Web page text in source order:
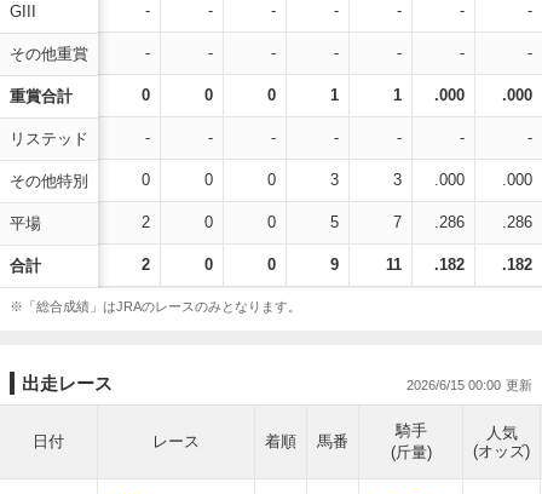
GIII
その他重賞
重賞合計
リステッド
その他特別
平場
合計
- - - - - - -
- - - - - - -
0 0 0 1 1 .000 .000
- - - - - - -
0 0 0 3 3 .000 .000
2 0 0 5 7 .286 .286
2 0 0 9 11 .182 .182
※「総合成績」はJRAのレースのみとなります。
出走レース 2026/6/15 00:00
日付 レース 着順 馬番
騎手
(斤量)
人気
(オッズ)